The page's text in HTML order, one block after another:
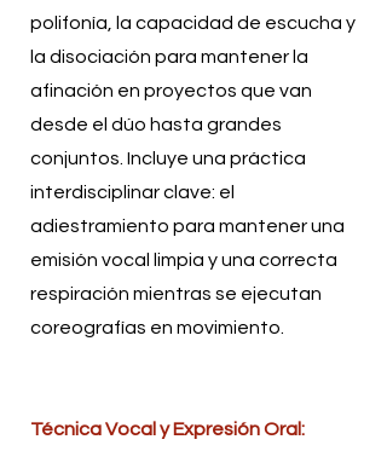
polifonía, la capacidad de escucha y
la disociación para mantener la
afinación en proyectos que van
desde el dúo hasta grandes
conjuntos. Incluye una práctica
interdisciplinar clave: el
adiestramiento para mantener una
emisión vocal limpia y una correcta
respiración mientras se ejecutan
coreografías en movimiento.
Técnica Vocal y Expresión Oral: